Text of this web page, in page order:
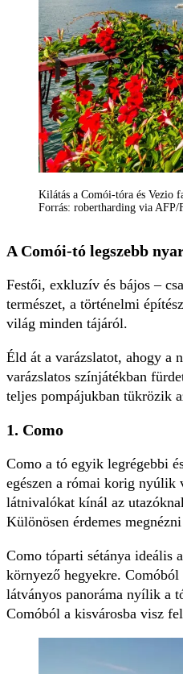
Kilátás a Comói-tóra és Vezio
Forrás: robertharding via
A Comói-tó legszebb
Festői, exkluzív és bájos –
természet, a történelmi
világ minden tájáról.
Éld át a varázslatot, ahogy a
varázslatos színjátékban
teljes pompájukban tükrözik
1. Como
Como a tó egyik legrégebbi
egészen a római korig nyúlik
látnivalókat kínál az
Különösen érdemes
Como tóparti sétánya ideális
környező hegyekre.
látványos panoráma nyílik a
Comóból a kisvárosba visz